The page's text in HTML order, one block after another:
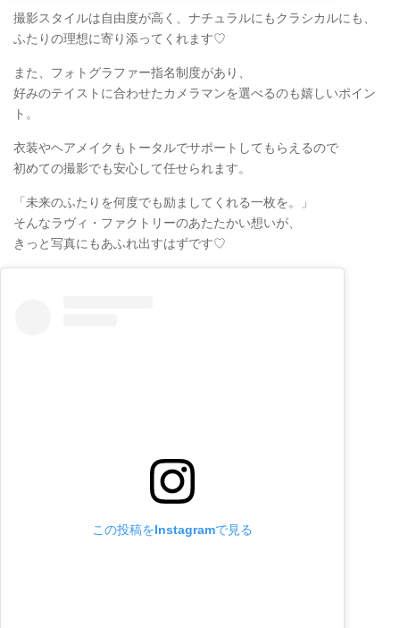
撮影スタイルは自由度が高く、ナチュラルにもクラシカルにも、
ふたりの理想に寄り添ってくれます♡
また、フォトグラファー指名制度があり、
好みのテイストに合わせたカメラマンを選べるのも嬉しいポイン
ト。
衣装やヘアメイクもトータルでサポートしてもらえるので
初めての撮影でも安心して任せられます。
「未来のふたりを何度でも励ましてくれる一枚を。」
そんなラヴィ・ファクトリーのあたたかい想いが、
きっと写真にもあふれ出すはずです♡
この投稿をInstagramで見る